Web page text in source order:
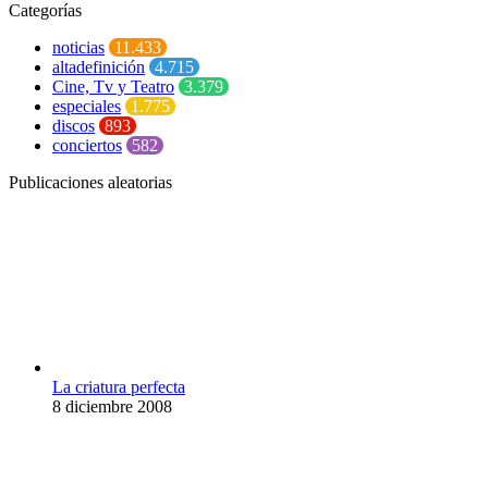
Categorías
noticias 11.433
altadefinición 4.715
Cine, Tv y Teatro 3.379
especiales 1.775
discos 893
conciertos 582
Publicaciones aleatorias
La criatura perfecta
8 diciembre 2008